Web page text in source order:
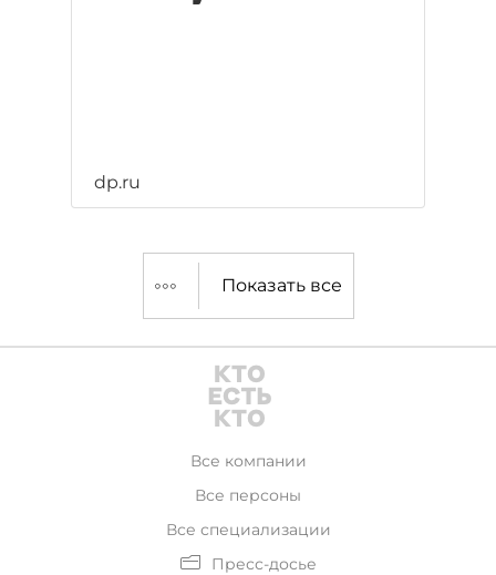
dp.ru
Показать все
Все компании
Все персоны
Все специализации
Пресс-досье